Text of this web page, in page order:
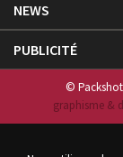
NEWS
PUBLICITÉ
©
graphisme &